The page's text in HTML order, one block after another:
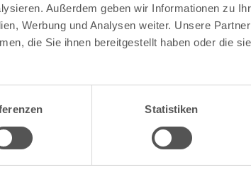
Außerdem geben wir Informationen zu
Werbung und Analysen weiter. Unsere
die Sie ihnen bereitgestellt haben oder die
Statistiken